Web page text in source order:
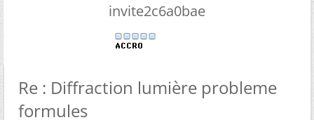
invite2c6a0bae
Re : Diffraction lumière probleme
formules